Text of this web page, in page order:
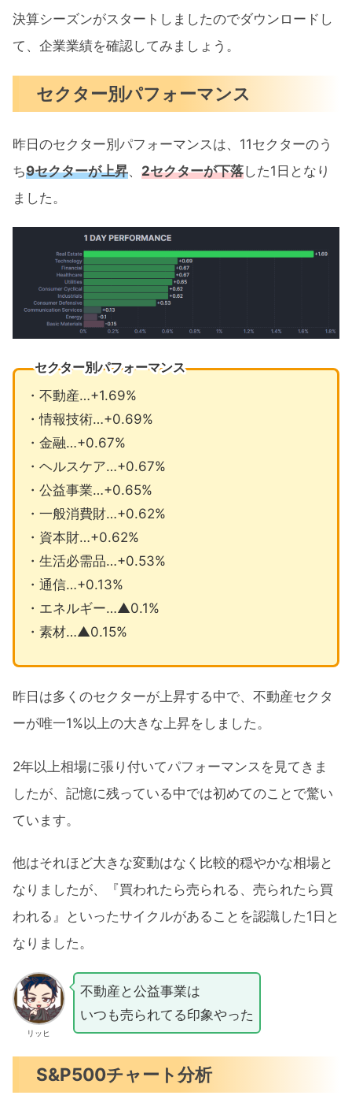
決算シーズンがスタートしましたのでダウンロードし
て、企業業績を確認してみましょう。
セクター別パフォーマンス
昨日のセクター別パフォーマンスは、11セクターのう
ち9セクターが上昇、 2セクターが下落した1日となり
ました。
セクター別パフォーマンス
・不動産…+1.69%
・情報技術…+0.69%
・金融…+0.67%
・ヘルスケア…+0.67%
・公益事業…+0.65%
・一般消費財…+0.62%
・資本財…+0.62%
・生活必需品…+0.53%
・通信…+0.13%
・エネルギー…▲0.1%
・素材…▲0.15%
昨日は多くのセクターが上昇する中で、不動産セクタ
ーが唯一1%以上の大きな上昇をしました。
2年以上相場に張り付いてパフォーマンスを見てきま
したが、記憶に残っている中では初めてのことで驚い
ています。
他はそれほど大きな変動はなく比較的穏やかな相場と
なりましたが、『買われたら売られる、売られたら買
われる』といったサイクルがあることを認識した1日と
なりました。
リッヒ
不動産と公益事業は
いつも売られてる印象やった
S&P500チャート分析